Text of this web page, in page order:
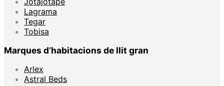
Lagrama
Tegar
Tobisa
Marques d’habitacions de llit gran
Arlex
Astral Beds